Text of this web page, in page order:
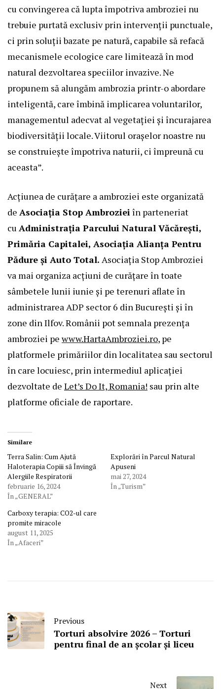
cu convingerea că lupta împotriva ambroziei nu
trebuie purtată exclusiv prin intervenții punctuale,
ci prin soluții bazate pe natură, capabile să refacă
mecanismele ecologice care limitează în mod
natural dezvoltarea speciilor invazive. Ne
propunem să alungăm ambrozia printr-o abordare
inteligentă, care îmbină implicarea voluntarilor,
managementul adecvat al vegetației și încurajarea
biodiversității locale. Viitorul orașelor noastre nu
se construiește împotriva naturii, ci împreună cu
aceasta”.
Acțiunea de curățare a ambroziei este organizată
de Asociația Stop Ambrozieiîn parteneriat
cu Administrația Parcului Natural Văcărești,
Primăria Capitalei, Asociația Alianța Pentru
Pădure și Auto Total. Asociația Stop Ambroziei
va mai organiza acțiuni de curățare în toate
sâmbetele lunii iunie și pe terenuri aflate în
administrarea ADP sector 6 din București și în
zone din Ilfov. Românii pot semnala prezența
ambroziei pe www.HartaAmbroziei.ro, pe
platformele primăriilor din localitatea sau sectorul
în care locuiesc, prin intermediul aplicației
dezvoltate de Let’s Do It, Romania! sau prin alte
platforme oficiale de raportare.
Similare
Terra Salin: Cum Ajută
Haloterapia Copiii să Învingă
Alergiile Respiratorii
februarie 16, 2024
În „GENERAL”
Explorări în Parcul Natural
Apuseni
mai 27, 2024
În „Turism”
Carboxy terapia: CO2-ul care
promite miracole
august 11, 2025
În „Afaceri”
Previous
Torturi absolvire 2026 – Torturi
pentru final de an școlar și liceu
Next